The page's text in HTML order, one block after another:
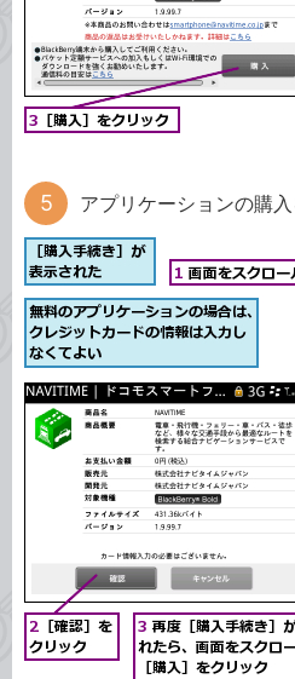
アプリケーションの購